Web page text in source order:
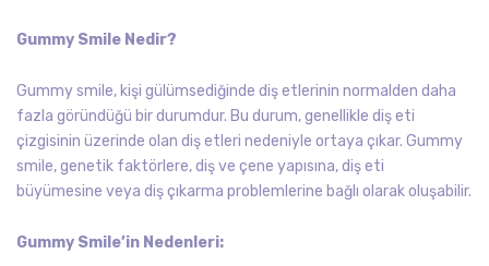
Gummy Smile Nedir?
Gummy smile, kişi gülümsediğinde diş etlerinin normalden daha
fazla göründüğü bir durumdur. Bu durum, genellikle diş eti
çizgisinin üzerinde olan diş etleri nedeniyle ortaya çıkar. Gummy
smile, genetik faktörlere, diş ve çene yapısına, diş eti
büyümesine veya diş çıkarma problemlerine bağlı olarak oluşabilir.
Gummy Smile’in Nedenleri: